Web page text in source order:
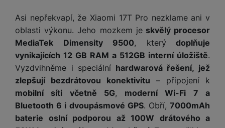
d
l
r
ní
m
y
z
á
m
e
č
y
p
P
o
e
r
b
a
k
y
C
ic
S
D
X
C
M
ul
ti
m
é
di
a
J
e
Asi nepřekvapí, že Xiaomi 17T Pro nezklame ani v
oblasti výkonu. Jeho mozkem jeskvělý procesor
MediaTek Dimensity 9500, který doplňuje
vynikajících 12 GB RAM a 512GB interní úložiště.
Vyzdvihněme i speciální hardwarová řešení, jež
zlepšují bezdrátovou konektivitu – připojení k
mobilní síti včetně 5G, moderní Wi-Fi 7 a
Bluetooth 6 i dvoupásmové GPS. Obří,7000mAh
baterie oslní podporou až 100W drátového a